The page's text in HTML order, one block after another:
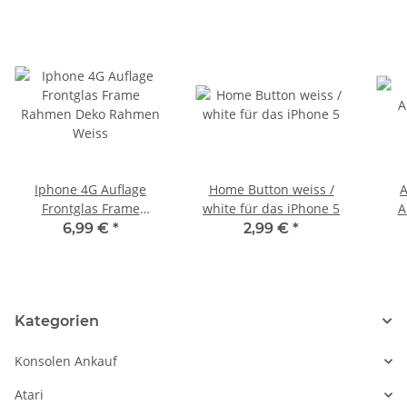
Iphone 4G Auflage
Frontglas Frame
Rahmen Deko Rahmen
6,99 € *
Home Button weiss /
white für das iPhone 5
2,99 € *
Kategorien
Konsolen Ankauf
Atari